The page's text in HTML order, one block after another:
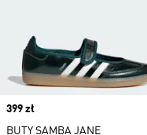
Price
399 zł
BUTY SAMBA JANE